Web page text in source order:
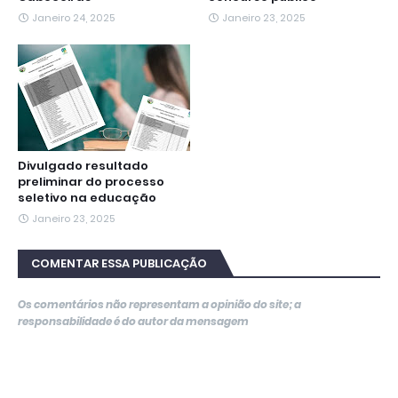
Janeiro 24, 2025 Janeiro 23, 2025
Divulgado resultado
preliminar do processo
seletivo na educação
Janeiro 23, 2025
COMENTAR ESSA PUBLICAÇÃO
Os comentários não representam a opinião do site; a
responsabilidade é do autor da mensagem